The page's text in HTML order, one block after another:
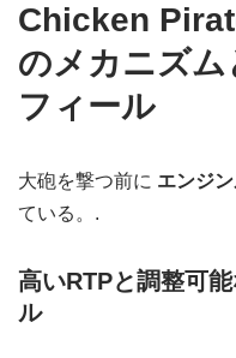
Chicken
のメカニズム
フィール
大砲を撃つ前に エンジ
ている。.
高いRTPと調整可
ル